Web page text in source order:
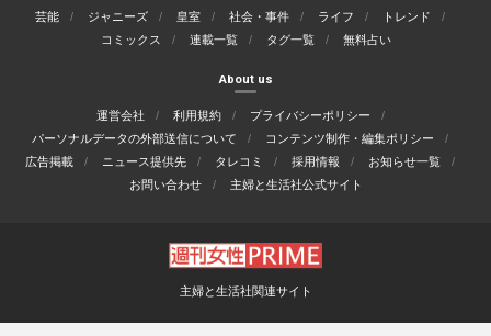
芸能 ジャニーズ 皇室 社会・事件 ライフ
トレンド
コミックス
連載一覧 タグ一覧 無料占い
About us
運営会社 利用規約
プライバシーポリシー
パーソナルデータの外部送信について
コンテンツ制作・編集ポリシー
広告掲載
ニュース提供先 タレコミ 採用情報
お知らせ一覧
お問い合わせ
主婦と生活社公式サイト
主婦と生活社関連サイト